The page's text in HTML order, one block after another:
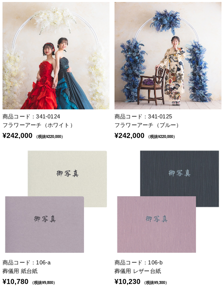
商品コード：341-0124
フラワーアーチ（ホワイト）
¥242,000 （税抜¥220,000）
商品コード：341-0125
フラワーアーチ（ブルー）
¥242,000 （税抜¥220,000）
商品コード：106-a
葬儀用 紙台紙
¥10,780 （税抜¥9,800）
商品コード：106-b
葬儀用 レザー台紙
¥10,230 （税抜¥9,300）